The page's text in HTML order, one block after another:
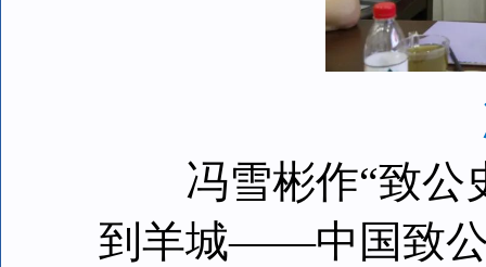
冯雪彬作“致公史
到羊城——中国致公